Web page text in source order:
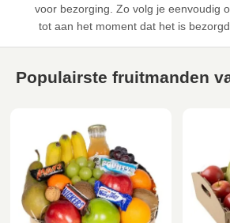
voor bezorging. Zo volg je eenvoudig
tot aan het moment dat het is
Populairste fruitmanden